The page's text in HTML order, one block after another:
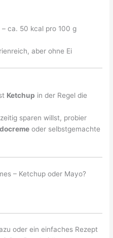
– ca. 50 kcal pro 100 g
aber ohne Ei
Ketchup in der Regel die
sparen willst, probier
oder selbstgemachte
– Ketchup oder Mayo?
oder ein einfaches Rezept